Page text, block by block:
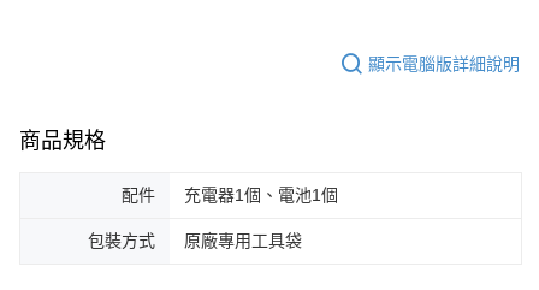
顯示電腦版詳細說明
商品規格
配件 充電器1個、電池1個
包裝方式 原廠專用工具袋